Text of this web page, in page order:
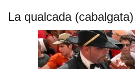
La qualcada (cabalgata)